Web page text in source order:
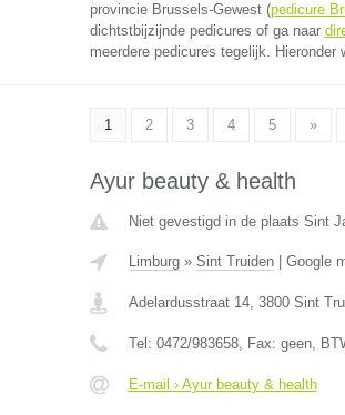
provincie Brussels-Gewest (pedicure
dichtstbijzijnde pedicures of ga naar
meerdere pedicures tegelijk. Hieronder
1 2 3 4 5 »
Ayur beauty & health
Niet gevestigd in de plaats Sint
Limburg» Sint Truiden| Google
Adelardusstraat 14, 3800 Sint
Tel: 0472/983658, Fax: geen,
E-mail › Ayur beauty & health